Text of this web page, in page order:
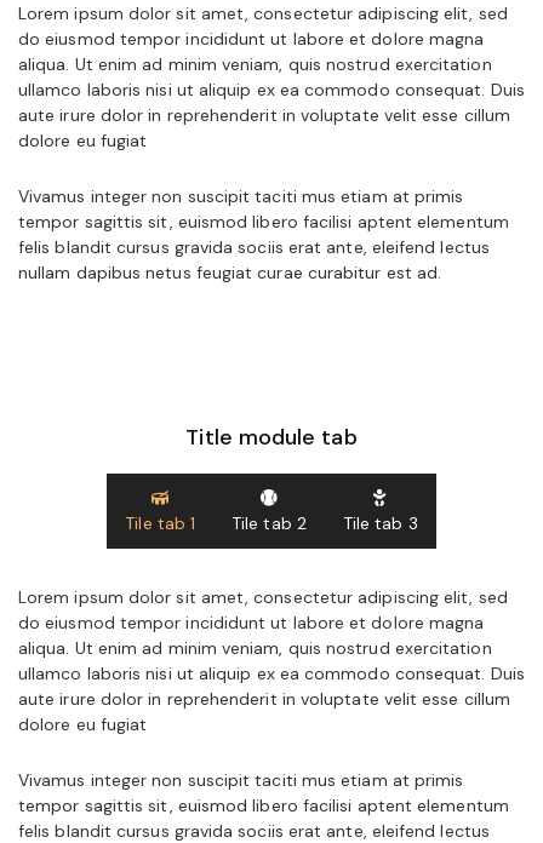
Lorem ipsum dolor sit amet, consectetur adipiscing elit, sed
do eiusmod tempor incididunt ut labore et dolore magna
aliqua. Ut enim ad minim veniam, quis nostrud exercitation
ullamco laboris nisi ut aliquip ex ea commodo consequat. Duis
aute irure dolor in reprehenderit in voluptate velit esse cillum
dolore eu fugiat
Vivamus integer non suscipit taciti mus etiam at primis
tempor sagittis sit, euismod libero facilisi aptent elementum
felis blandit cursus gravida sociis erat ante, eleifend lectus
nullam dapibus netus feugiat curae curabitur est ad.
Title module tab
Tile tab 1 Tile tab 2 Tile tab 3
Lorem ipsum dolor sit amet, consectetur adipiscing elit, sed
do eiusmod tempor incididunt ut labore et dolore magna
aliqua. Ut enim ad minim veniam, quis nostrud exercitation
ullamco laboris nisi ut aliquip ex ea commodo consequat. Duis
aute irure dolor in reprehenderit in voluptate velit esse cillum
dolore eu fugiat
Vivamus integer non suscipit taciti mus etiam at primis
tempor sagittis sit, euismod libero facilisi aptent elementum
felis blandit cursus gravida sociis erat ante, eleifend lectus